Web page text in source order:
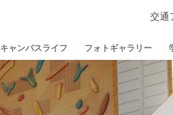
交通
キャンパスライフ フォトギャラリー